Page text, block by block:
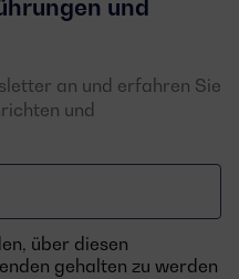
und
an und erfahren Sie
und
über diesen
gehalten zu werden